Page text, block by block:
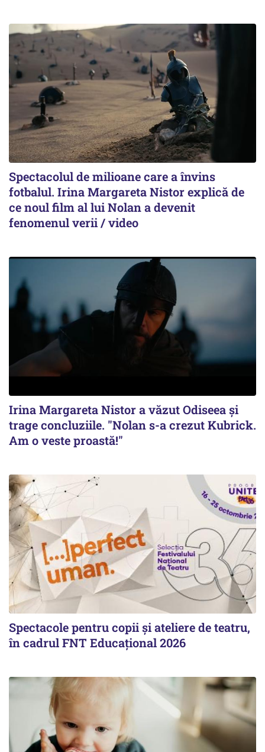
Spectacolul de milioane care a învins
fotbalul. Irina Margareta Nistor explică de
ce noul film al lui Nolan a devenit
fenomenul verii / video
Irina Margareta Nistor a văzut Odiseea şi
trage concluziile. "Nolan s-a crezut Kubrick.
Am o veste proastă!"
Spectacole pentru copii și ateliere de teatru,
în cadrul FNT Educațional 2026